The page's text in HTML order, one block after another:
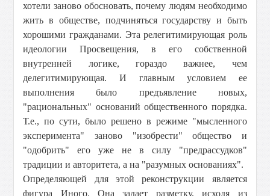
хотели заново обосновать, почему людям необходимо
жить в обществе, подчиняться государству и быть
хорошими гражданами. Эта релегитимирующая роль
идеологии Просвещения, в его собственной
внутренней логике, гораздо важнее, чем
делегитимирующая. И главным условием ее
выполнения было предъявление новых,
"рациональных" оснований общественного порядка.
Т.е., по сути, было решено в режиме "мысленного
эксперимента" заново "изобрести" общество и
"одобрить" его уже не в силу "предрассудков"
традиции и авторитета, а на "разумных основаниях".
Определяющей для этой реконструкции является
фигура Иного. Она задает разметку, исходя из